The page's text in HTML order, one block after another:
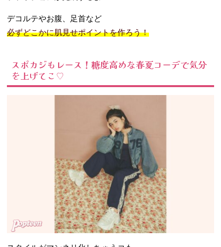
デコルテやお腹、足首など
必ずどこかに肌見せポイントを作ろう！
スポカジもレース！糖度高めな春夏コーデで気分
を上げてこ♡